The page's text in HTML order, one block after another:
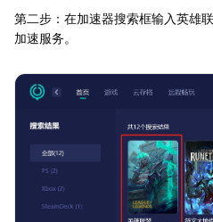
第二步：在加速器搜索框输入英雄
加速服务。